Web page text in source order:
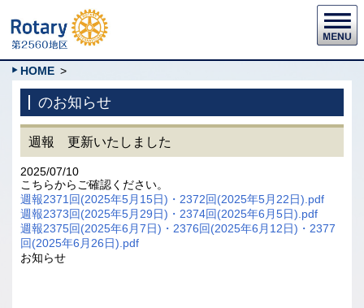
HOME >
のお知らせ
週報 更新いたしました
2025/07/10
こちらからご確認ください。
週報2371回(2025年5月15日)・2372回(2025年5月22日).pdf
週報2373回(2025年5月29日)・2374回(2025年6月5日).pdf
週報2375回(2025年6月7日)・2376回(2025年6月12日)・2377
回(2025年6月26日).pdf
お知らせ